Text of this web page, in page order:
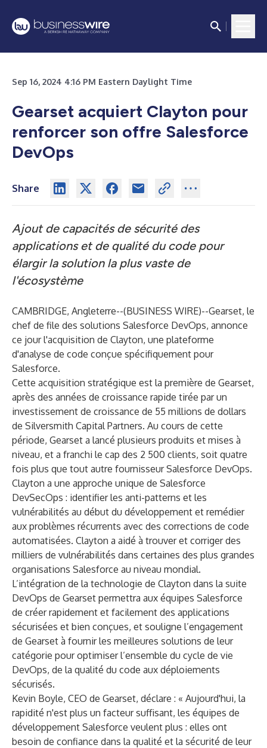
Sep 16, 2024 4:16 PM Eastern Daylight Time
Gearset acquiert Clayton pour
renforcer son offre Salesforce
DevOps
Share
Ajout de capacités de sécurité des
applications et de qualité du code pour
élargir la solution la plus vaste de
l'écosystème
CAMBRIDGE, Angleterre--(BUSINESS WIRE)--Gearset, le
chef de file des solutions Salesforce DevOps, annonce
ce jour l'acquisition de Clayton, une plateforme
d'analyse de code conçue spécifiquement pour
Salesforce.
Cette acquisition stratégique est la première de Gearset,
après des années de croissance rapide tirée par un
investissement de croissance de 55 millions de dollars
de Silversmith Capital Partners. Au cours de cette
période, Gearset a lancé plusieurs produits et mises à
niveau, et a franchi le cap des 2 500 clients, soit quatre
fois plus que tout autre fournisseur Salesforce DevOps.
Clayton a une approche unique de Salesforce
DevSecOps : identifier les anti-patterns et les
vulnérabilités au début du développement et remédier
aux problèmes récurrents avec des corrections de code
automatisées. Clayton a aidé à trouver et corriger des
milliers de vulnérabilités dans certaines des plus grandes
organisations Salesforce au niveau mondial.
L’intégration de la technologie de Clayton dans la suite
DevOps de Gearset permettra aux équipes Salesforce
de créer rapidement et facilement des applications
sécurisées et bien conçues, et souligne l’engagement
de Gearset à fournir les meilleures solutions de leur
catégorie pour optimiser l’ensemble du cycle de vie
DevOps, de la qualité du code aux déploiements
sécurisés.
Kevin Boyle, CEO de Gearset, déclare : « Aujourd'hui, la
rapidité n'est plus un facteur suffisant, les équipes de
développement Salesforce veulent plus : elles ont
besoin de confiance dans la qualité et la sécurité de leur